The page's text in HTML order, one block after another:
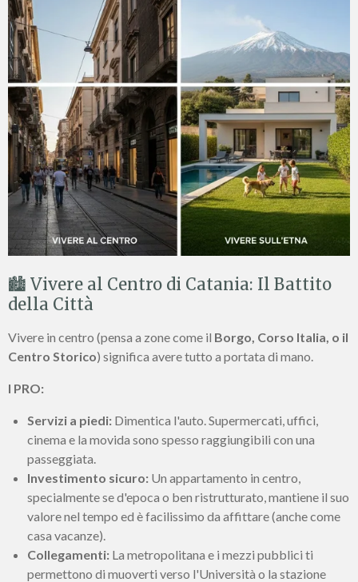
🏙️ Vivere al Centro di Catania: Il Battito
della Città
Vivere in centro (pensa a zone come il Borgo, Corso Italia, o il
Centro Storico) significa avere tutto a portata di mano.
I PRO:
Servizi a piedi: Dimentica l'auto. Supermercati, uffici,
cinema e la movida sono spesso raggiungibili con una
passeggiata.
Investimento sicuro: Un appartamento in centro,
specialmente se d'epoca o ben ristrutturato, mantiene il suo
valore nel tempo ed è facilissimo da affittare (anche come
casa vacanze).
Collegamenti: La metropolitana e i mezzi pubblici ti
permettono di muoverti verso l'Università o la stazione